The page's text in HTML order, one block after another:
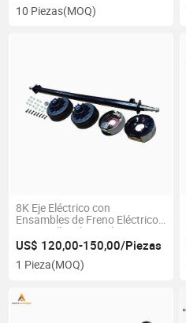
10 Piezas(MOQ)
8K Eje Eléctrico con
Ensambles de Freno Eléctrico
y 8 Tornillos de Tambor
US$ 120,00-150,00/Piezas
1 Pieza(MOQ)